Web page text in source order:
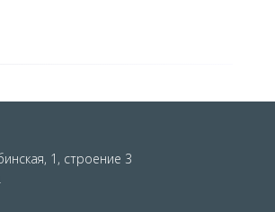
1, строение 3